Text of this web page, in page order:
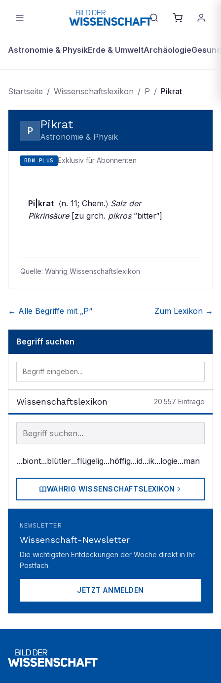
Astronomie & PhysikErde & UmweltArchäologie
Startseite / Wissenschaftslexikon / P / Pikrat
P Pikrat
Astronomie & Physik
BDW PLUS Exklusiv für Abonnenten
Pi|krat 〈n. 11; Chem.〉 Salz der
Pikrinsäure[zu grch. pikros”bitter“]
Quelle: Wahrig Wissenschaftslexikon
← Alle Begriffe mit „P“ Zum Lexikon →
Begriff suchen
Wissenschaftslexikon 20.557 Einträge
Begriff im Lexikon suchen
...biont...blütler...flügelig...höffig...id...ik...logie...man
WAHRIG WISSENSCHAFTSLEXIKON
NEWSLETTER
Wissenschaft-Newsletter
Die wichtigsten Entdeckungen der Woche direkt in Ihr
Postfach.
JETZT ANMELDEN